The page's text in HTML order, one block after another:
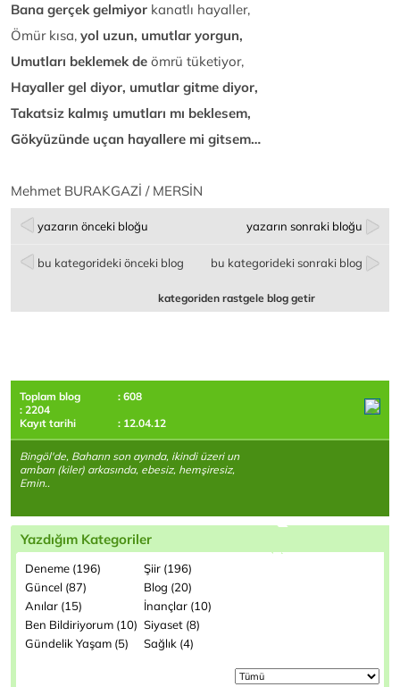
Bana gerçek gelmiyor kanatlı hayaller,
Ömür kısa, yol uzun, umutlar yorgun,
Umutları beklemek de ömrü tüketiyor,
Hayaller gel diyor, umutlar gitme diyor,
Takatsiz kalmış umutları mı beklesem,
Gökyüzünde uçan hayallere mi gitsem…
Mehmet BURAKGAZİ / MERSİN
yazarın önceki bloğu yazarın sonraki bloğu
bu kategorideki önceki blog bu kategorideki sonraki blog
kategoriden rastgele blog getir
Toplam blog
: 608
: 2204
Kayıt tarihi
: 12.04.12
Bingöl'de, Baharın son ayında, ikindi üzeri un
ambarı (kiler) arkasında, ebesiz, hemşiresiz,
Emin..
Yazdığım Kategoriler
Deneme (196)
Şiir (196)
Güncel (87)
Blog (20)
Anılar (15)
İnançlar (10)
Ben Bildiriyorum (10) Siyaset (8)
Gündelik Yaşam (5)
Sağlık (4)